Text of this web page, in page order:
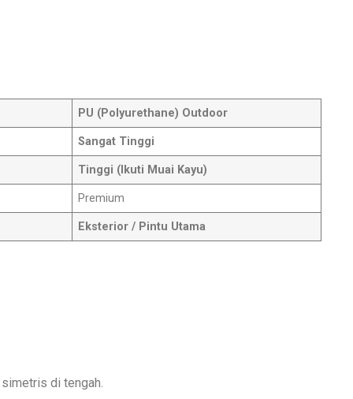
PU (Polyurethane) Outdoor
Sangat Tinggi
Tinggi (Ikuti Muai Kayu)
Premium
Eksterior / Pintu Utama
di tengah.